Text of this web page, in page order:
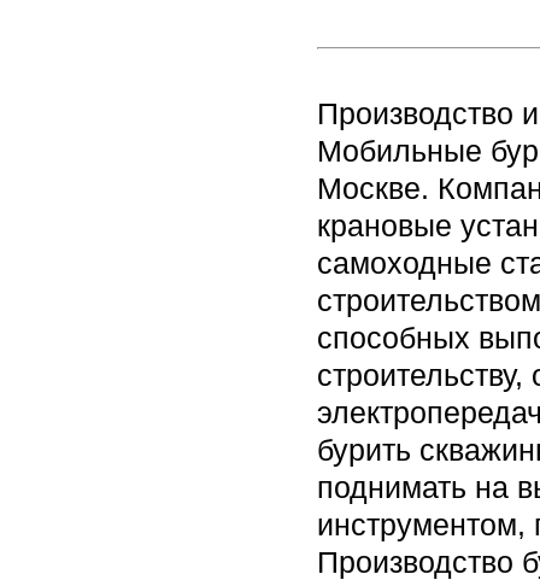
Производство
Мобильные
Москве.
крановые
самоходные
способных
бурить
поднимать на
Производство